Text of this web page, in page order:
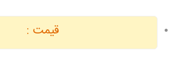
قیمت :